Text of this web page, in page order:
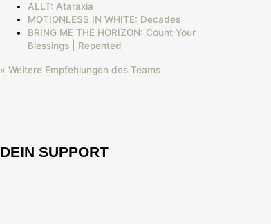
ALLT: Ataraxia
MOTIONLESS IN WHITE: Decades
BRING ME THE HORIZON: Count Your
Blessings | Repented
» Weitere Empfehlungen des Teams
DEIN SUPPORT